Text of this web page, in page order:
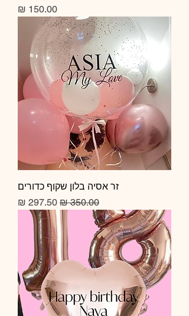
מחיר
זר אסיה בלון שקוף כדורים
מחיר רגיל מחיר מבצע